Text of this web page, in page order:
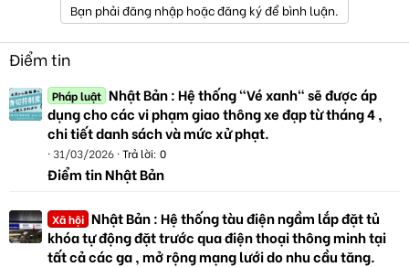
Bạn phải đăng nhập hoặc đăng ký để bình luận.
Điểm tin
Pháp luật Nhật Bản : Hệ thống "Vé xanh" sẽ được áp
dụng cho các vi phạm giao thông xe đạp từ tháng 4 ,
chi tiết danh sách và mức xử phạt.
31/03/2026 Trả lời: 0
Điểm tin Nhật Bản
Xã hội Nhật Bản : Hệ thống tàu điện ngầm lắp đặt tủ
khóa tự động đặt trước qua điện thoại thông minh tại
tất cả các ga , mở rộng mạng lưới do nhu cầu tăng.